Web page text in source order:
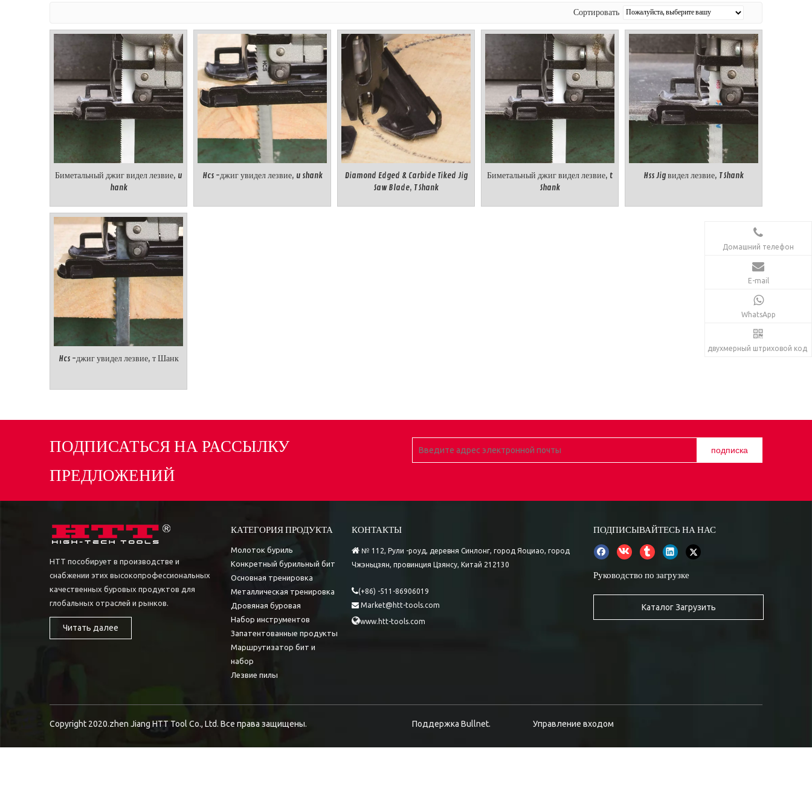
Сортировать
Биметальный джиг видел лезвие, u
hank
Hcs -джиг увидел лезвие, u shank
Diamond Edged & Carbide Tiked Jig
Saw Blade, T Shank
Биметальный джиг видел лезвие, t
Shank
Hss Jig видел лезвие, T Shank
Hcs -джиг увидел лезвие, т Шанк
ПОДПИСАТЬСЯ НА РАССЫЛКУ
ПРЕДЛОЖЕНИЙ
подписка
HTT пособирует в производстве и
снабжении этих высокопрофессиональных
качественных буровых продуктов для
глобальных отраслей и рынков.
Читать далее
КАТЕГОРИЯ ПРОДУКТА
Молоток буриль
Конкретный бурильный бит
Основная тренировка
Металлическая тренировка
Дровяная буровая
Набор инструментов
Запатентованные продукты
Маршрутизатор бит и
набор
Лезвие пилы
КОНТАКТЫ
 № 112, Рули -роуд, деревня Синлонг, город Яоциао, город
Чжэньцзян, провинция Цзянсу, Китай 212130
(+86) -511-86906019
 Market@htt-tools.com
www.htt-tools.com
ПОДПИСЫВАЙТЕСЬ НА НАС
Руководство по загрузке
Каталог Загрузить
Домашний телефон
E-mail
WhatsApp
двухмерный штриховой код
Copyright 2020.zhen Jiang HTT Tool Co., Ltd. Все права защищены. Поддержка Bullnet. Управление входом